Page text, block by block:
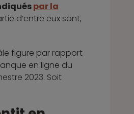
par la
d’entre eux sont,
figure par rapport
en ligne du
2023. Soit